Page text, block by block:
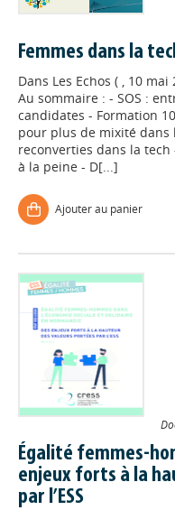
Femmes dans la
Dans Les Echos ( , 10 mai
Au sommaire : - SOS :
candidates - Formation
pour plus de mixité dans
reconverties dans la tech
à la peine - D[...]
Ajouter au panier
Égalité femmes-
enjeux forts à la
par l’ESS